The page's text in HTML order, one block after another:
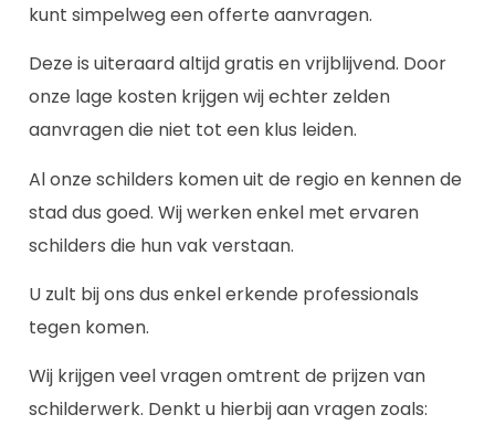
kunt simpelweg een offerte aanvragen.
Deze is uiteraard altijd gratis en vrijblijvend. Door
onze lage kosten krijgen wij echter zelden
aanvragen die niet tot een klus leiden.
Al onze schilders komen uit de regio en kennen de
stad dus goed. Wij werken enkel met ervaren
schilders die hun vak verstaan.
U zult bij ons dus enkel erkende professionals
tegen komen.
Wij krijgen veel vragen omtrent de prijzen van
schilderwerk. Denkt u hierbij aan vragen zoals: